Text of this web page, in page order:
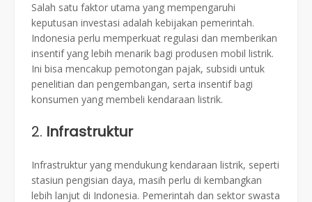
Salah satu faktor utama yang mempengaruhi
keputusan investasi adalah kebijakan pemerintah.
Indonesia perlu memperkuat regulasi dan memberikan
insentif yang lebih menarik bagi produsen mobil listrik.
Ini bisa mencakup pemotongan pajak, subsidi untuk
penelitian dan pengembangan, serta insentif bagi
konsumen yang membeli kendaraan listrik.
2. Infrastruktur
Infrastruktur yang mendukung kendaraan listrik, seperti
stasiun pengisian daya, masih perlu di kembangkan
lebih lanjut di Indonesia. Pemerintah dan sektor swasta